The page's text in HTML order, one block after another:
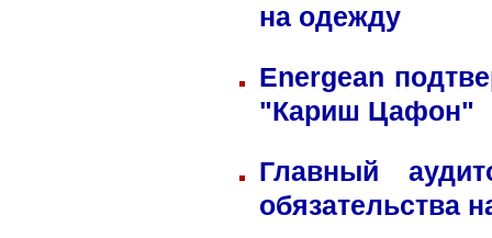
на одежду
Energean
"Кариш Цафон"
Главный
обязательства